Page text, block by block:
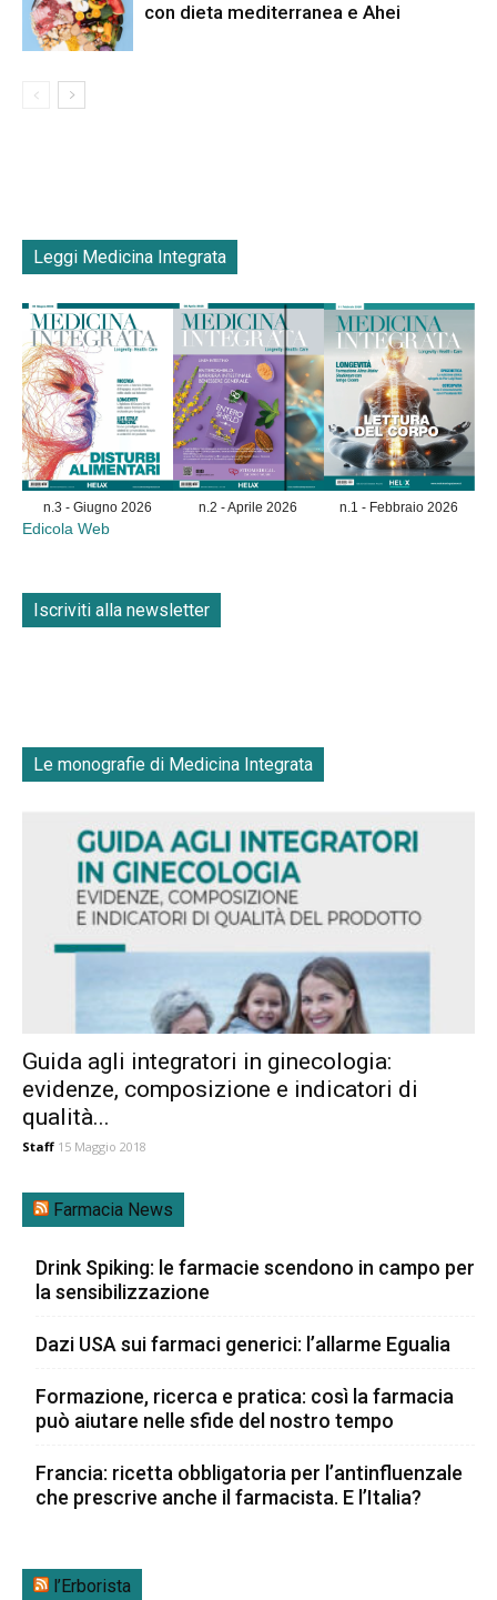
con dieta mediterranea e Ahei
Leggi Medicina Integrata
n.3 - Giugno 2026 n.2 - Aprile 2026 n.1 - Febbraio 2026
Edicola Web
Iscriviti alla newsletter
Le monografie di Medicina Integrata
Guida agli integratori in ginecologia:
evidenze, composizione e indicatori di
qualità...
Staff 15 Maggio 2018
Farmacia News
Drink Spiking: le farmacie scendono in campo per
la sensibilizzazione
Dazi USA sui farmaci generici: l’allarme Egualia
Formazione, ricerca e pratica: così la farmacia
può aiutare nelle sfide del nostro tempo
Francia: ricetta obbligatoria per l’antinfluenzale
che prescrive anche il farmacista. E l’Italia?
l’Erborista